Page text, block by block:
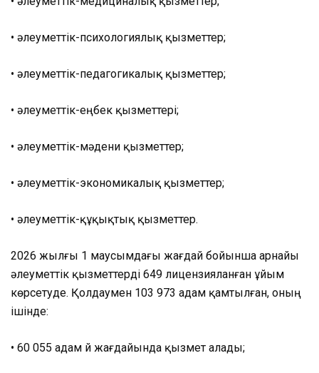
• әлеуметтік-психологиялық қызметтер;
• әлеуметтік-педагогикалық қызметтер;
• әлеуметтік-еңбек қызметтері;
• әлеуметтік-мәдени қызметтер;
• әлеуметтік-экономикалық қызметтер;
• әлеуметтік-құқықтық қызметтер.
2026 жылғы 1 маусымдағы жағдай бойынша арнайы
әлеуметтік қызметтерді 649 лицензияланған ұйым
көрсетуде. Қолдаумен 103 973 адам қамтылған, оның
ішінде:
• 60 055 адам үй жағдайында қызмет алады;